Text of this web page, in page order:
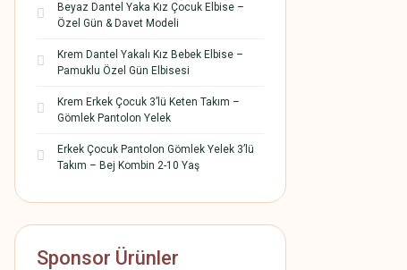
Beyaz Dantel Yaka Kız Çocuk Elbise –
Özel Gün & Davet Modeli
Krem Dantel Yakalı Kız Bebek Elbise –
Pamuklu Özel Gün Elbisesi
Krem Erkek Çocuk 3’lü Keten Takım –
Gömlek Pantolon Yelek
Erkek Çocuk Pantolon Gömlek Yelek 3’lü
Takım – Bej Kombin 2-10 Yaş
Sponsor Ürünler